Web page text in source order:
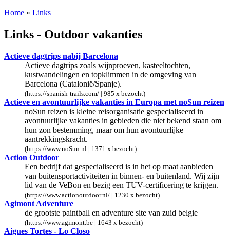
Home » Links
Links - Outdoor vakanties
Actieve dagtrips nabij Barcelona
Actieve dagtrips zoals wijnproeven, kasteeltochten,
kustwandelingen en topklimmen in de omgeving van
Barcelona (Catalonië/Spanje).
(https://spanish-trails.com/ | 985 x bezocht)
Actieve en avontuurlijke vakanties in Europa met noSun reizen
noSun reizen is kleine reisorganisatie gespecialiseerd in
avontuurlijke vakanties in gebieden die niet bekend staan om
hun zon bestemming, maar om hun avontuurlijke
aantrekkingskracht.
(https://www.noSun.nl | 1371 x bezocht)
Action Outdoor
Een bedrijf dat gespecialiseerd is in het op maat aanbieden
van buitensportactiviteiten in binnen- en buitenland. Wij zijn
lid van de VeBon en bezig een TUV-certificering te krijgen.
(https://www.actionoutdoor.nl/ | 1230 x bezocht)
Agimont Adventure
de grootste paintball en adventure site van zuid belgie
(https://www.agimont.be | 1643 x bezocht)
Aigues Tortes - Lo Closo